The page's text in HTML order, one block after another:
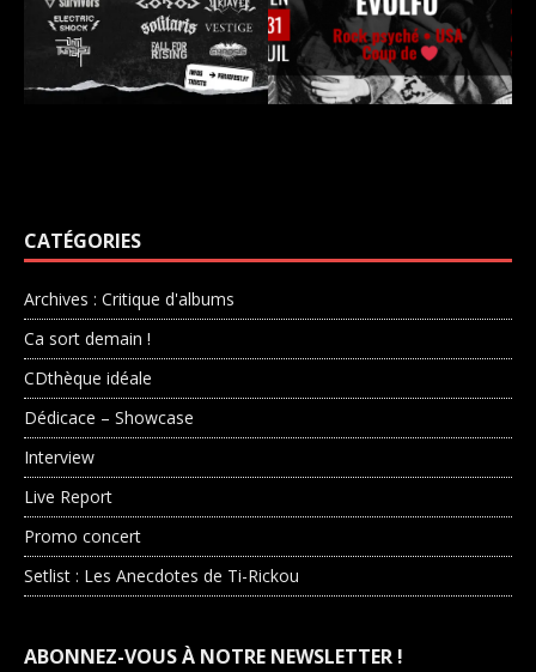
CATÉGORIES
Archives : Critique d'albums
Ca sort demain !
CDthèque idéale
Dédicace – Showcase
Interview
Live Report
Promo concert
Setlist : Les Anecdotes de Ti-Rickou
ABONNEZ-VOUS À NOTRE NEWSLETTER !